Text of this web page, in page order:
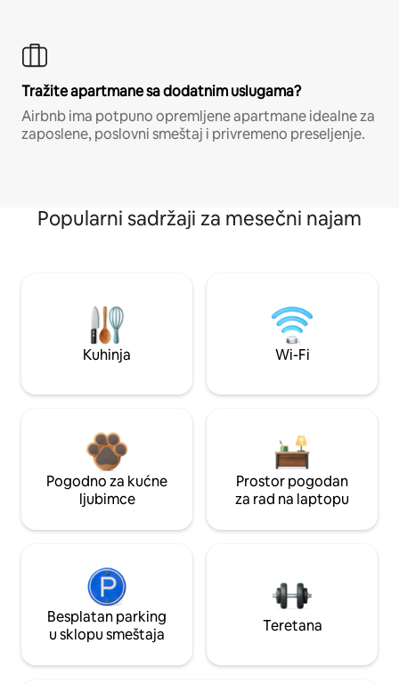
Tražite apartmane sa dodatnim uslugama?
Airbnb ima potpuno opremljene apartmane idealne za
zaposlene, poslovni smeštaj i privremeno preseljenje.
Popularni sadržaji za mesečni najam
Kuhinja Wi-Fi
Pogodno za kućne
ljubimce
Prostor pogodan
za rad na laptopu
Besplatan parking
u sklopu smeštaja
Teretana